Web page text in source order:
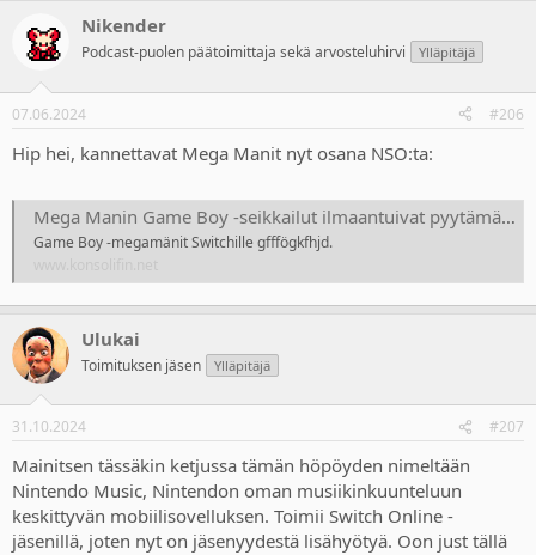
c
s
Nikender
Podcast-puolen päätoimittaja sekä arvosteluhirvi Ylläpitäjä
07.06.2024 #206
Hip hei, kannettavat Mega Manit nyt osana NSO:ta:
Mega Manin Game Boy -seikkailut ilmaantuivat pyytämättä ja yllättäen osaksi Nintendo Switch Online -palvelua
Game Boy -megamänit Switchille gfffögkfhjd.
Ulukai
Toimituksen jäsen Ylläpitäjä
31.10.2024 #207
Mainitsen tässäkin ketjussa tämän höpöyden nimeltään
Nintendo Music, Nintendon oman musiikinkuunteluun
keskittyvän mobiilisovelluksen. Toimii Switch Online -
jäsenillä, joten nyt on jäsenyydestä lisähyötyä. Oon just tällä